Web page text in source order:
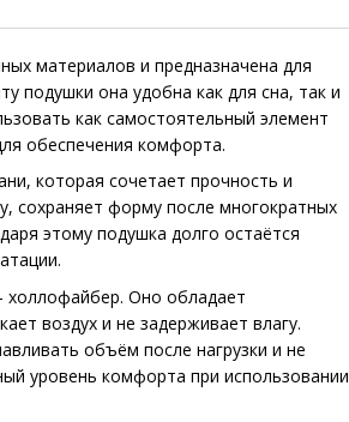
материалов и предназначена для
подушки она удобна как для сна, так и
как самостоятельный элемент
обеспечения комфорта.
которая сочетает прочность и
сохраняет форму после многократных
этому подушка долго остаётся
Оно обладает
воздух и не задерживает влагу.
объём после нагрузки и не
уровень комфорта при использовании